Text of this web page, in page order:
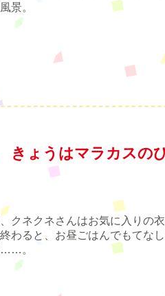
景。
ょうはマラカスの
クネクネさんはお気に入りの
わると、お昼ごはんでもてな
……。